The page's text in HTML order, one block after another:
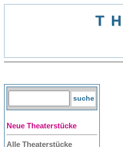
Neue Theaterstücke
Alle Theaterstücke